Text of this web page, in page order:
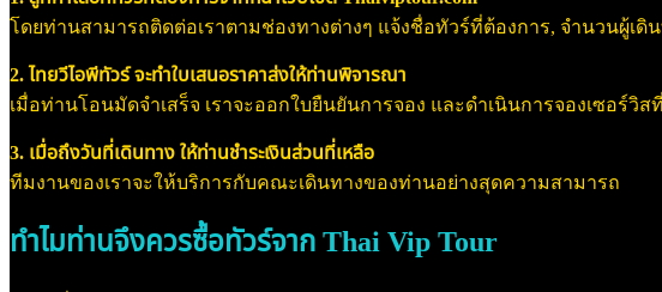
โดยท่านสามารถติดต่อเราตามช่องทางต่างๆ แจ้งชื่อทัวร์ที่ต้องการ, จำนวนผู้เดิ
2. ไทยวีไอพีทัวร์ จะทำใบเสนอราคาส่งให้ท่านพิจารณา
เมื่อท่านโอนมัดจำเสร็จ เราจะออกใบยืนยันการจอง และดำเนินการจองเซอร์วิ
3. เมื่อถึงวันที่เดินทาง ให้ท่านชำระเงินส่วนที่เหลือ
ทีมงานของเราจะให้บริการกับคณะเดินทางของท่านอย่างสุดความสามารถ
ทำไมท่านจึงควรซื้อทัวร์จาก Thai Vip Tour